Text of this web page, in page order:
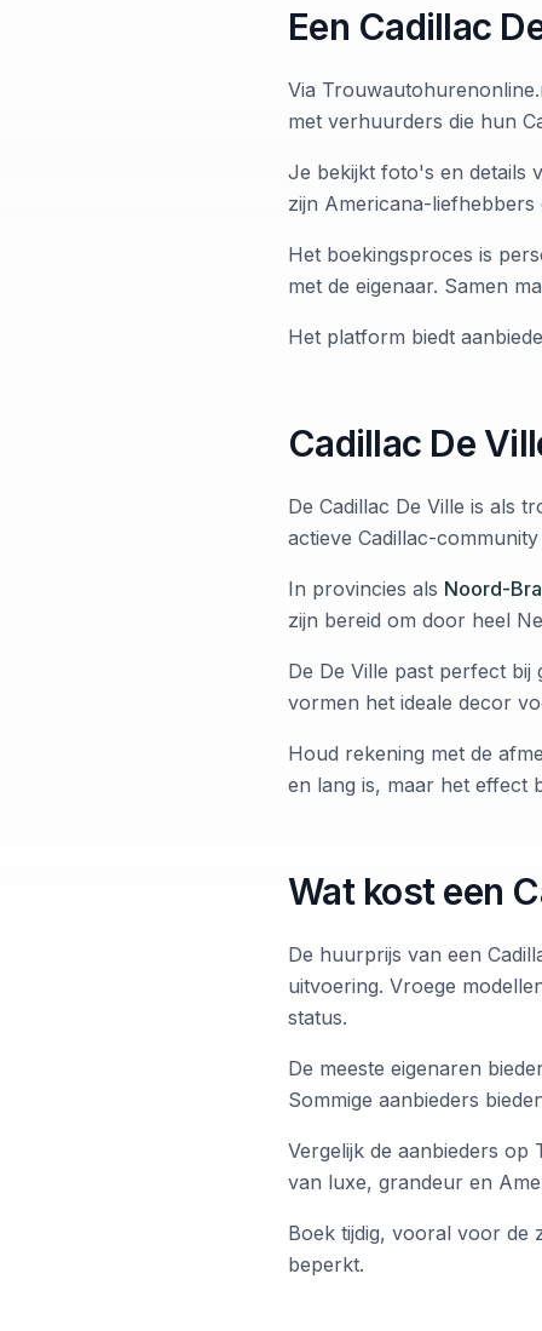
Een Cadillac
Via
met verhuurders die hun
Je bekijkt foto's en details
zijn Americana-
Het boekingsproces is
met de eigenaar. Samen
Het platform biedt
Cadillac De
De Cadillac De Ville is als
actieve Cadillac-
In provincies als Noord-
zijn bereid om door heel
De De Ville past perfect
vormen het ideale decor
Houd rekening met de
en lang is, maar het effect
Wat kost een
De huurprijs van een
uitvoering. Vroege
status.
De meeste eigenaren
Sommige aanbieders
Vergelijk de aanbieders op
van luxe, grandeur en
Boek tijdig, vooral voor de
beperkt.